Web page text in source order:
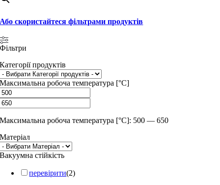
Або скористайтеся фільтрами продуктів
Фільтри
Категорії продуктів
Максимальна робоча температура [°C]
Максимальна робоча температура [°C]: 500 — 650
Матеріал
Вакуумна стійкість
перевірити(2)